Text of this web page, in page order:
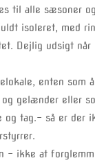
til alle sæsoner
isoleret, med
Dejlig udsigt når
enten som
og gelænder eller
og tag.- så er der
– ikke at